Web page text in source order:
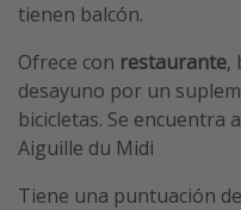
tienen balcón.
Ofrece con restaurante,
desayuno por un
bicicletas. Se encuentra
Aiguille du Midi
Tiene una puntuación de